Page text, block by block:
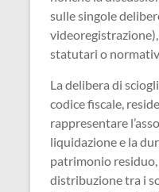
sulle singole
statutari o
La delibera di
codice fiscale,
rappresentare
liquidazione e la
patrimonio
distribuzione tra i